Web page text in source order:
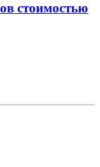
стоимостью